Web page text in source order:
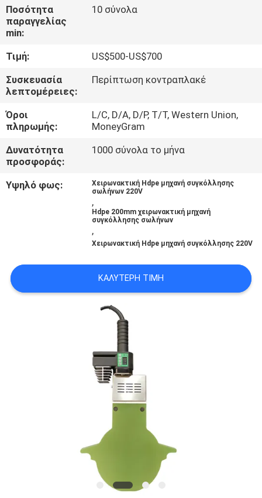
ΈΛΕΓΧΟΣ
ΠΟΙΌΤΗΤΑΣ
ΕΠΙΚΟΙΝΩΝΉΣΤΕ
ΜΑΖΊ
ΜΑΣ
ΜΠΛΟΓΚ
PRIVACY
Ποσότητα
παραγγελίας
min:
10 σύνολα
Τιμή:
US$500-US$700
Συσκευασία
λεπτομέρειες:
Περίπτωση κοντραπλακέ
Όροι
πληρωμής:
L/C, D/A, D/P, T/T, Western Union,
MoneyGram
Δυνατότητα
προσφοράς:
1000 σύνολα το μήνα
Υψηλό φως:
Χειρωνακτική Hdpe μηχανή συγκόλλησης
σωλήνων 220V
,
Hdpe 200mm χειρωνακτική μηχανή
συγκόλλησης σωλήνων
,
Χειρωνακτική Hdpe μηχανή συγκόλλησης 220V
ΚΑΛΎΤΕΡΗ ΤΙΜΉ